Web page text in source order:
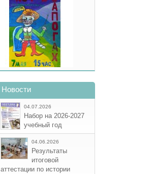
Новости
04.07.2026
Набор на 2026-2027
учебный год
04.06.2026
Результаты
итоговой
аттестации по истории